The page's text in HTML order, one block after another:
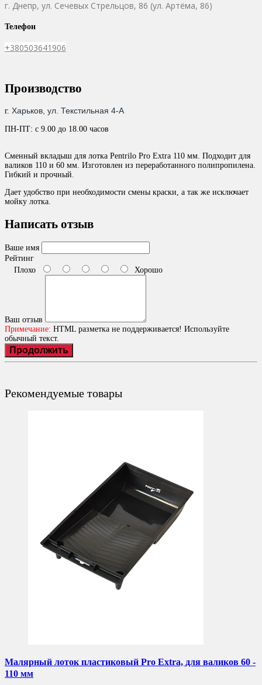
г. Днепр, ул. Сечевых Стрельцов, 86 (ул. Артёма, 86)
Телефон
+380503641906
Производство
г. Харьков, ул. Текстильная 4-А
ПН-ПТ: с 9.00 до 18.00 часов
Сменный вкладыш для лотка Pentrilo Pro Extra 110 мм. Подходит для
валиков 110 и 60 мм. Изготовлен из переработанного полипропилена.
Гибкий и прочный.
Дает удобство при необходимости смены краски, а так же исключает
мойку лотка.
Написать отзыв
Ваше имя
Рейтинг
Плохо
Хорошо
Ваш отзыв
Примечание: HTML разметка не поддерживается! Используйте
обычный текст.
Продолжить
Рекомендуемые товары
Малярный лоток пластиковый Pro Extra, для валиков 60 -
110 мм